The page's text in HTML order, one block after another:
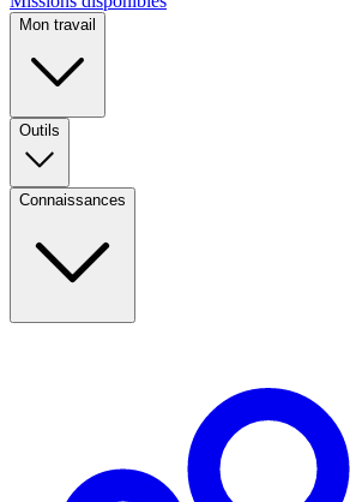
Mon travail
Outils
Connaissances